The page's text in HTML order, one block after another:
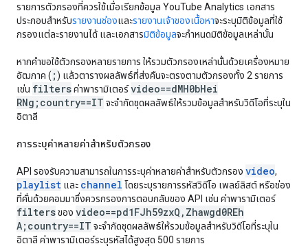
รายการตัวกรองที่ควรใช้เมื่อเรียกข้อมูล YouTube Analytics เอกสาร
ประกอบสำหรับรายงานช่องและรายงานเจ้าของเนื้อหาจะระบุมิติข้อมูลที่ใช้
กรองแต่ละรายงานได้ และเอกสารมิติข้อมูลจะกำหนดมิติข้อมูลเหล่านั้น
หากคำขอใช้ตัวกรองหลายรายการ ให้รวมตัวกรองเหล่านั้นด้วยเครื่องหมาย
อัฒภาค ( ;) แล้วตารางผลลัพธ์ที่ส่งคืนจะตรงตามตัวกรองทั้ง 2 รายการ
เช่น filtersค่าพารามิเตอร์video==dMH0bHei
RNg;country==IT จะจํากัดชุดผลลัพธ์ให้รวมข้อมูลสําหรับวิดีโอที่ระบุใน
อิตาลี
การระบุค่าหลายค่าสําหรับตัวกรอง
API รองรับความสามารถในการระบุค่าหลายค่าสําหรับตัวกรอง video,
playlist และ channel โดยระบุรายการรหัสวิดีโอ เพลย์ลิสต์ หรือช่อง
ที่คั่นด้วยคอมมาซึ่งควรกรองการตอบกลับของ API เช่น ค่าพารามิเตอร์
filtersของ video==pd1FJh59zxQ , Zhawgd0REh
A;country==IT จะจำกัดชุดผลลัพธ์ให้รวมข้อมูลสำหรับวิดีโอที่ระบุใน
อิตาลี ค่าพารามิเตอร์ระบุรหัสได้สูงสุด 500 รายการ